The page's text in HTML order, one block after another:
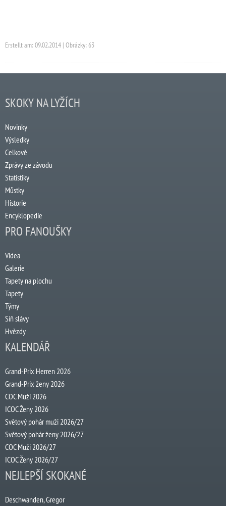
Erstellt am: 09.02.2014 | Obrázky: 63
SKOKY NA LYŽÍCH
Novinky
Výsledky
Celkově
Zprávy ze závodu
Statistiky
Můstky
Historie
Encyklopedie
PRO FANOUŠKY
Videa
Galerie
Tapety na plochu
Tapety
Týmy
Síň slávy
Hvězdy
KALENDÁŘ
Grand-Prix Herren 2026
Grand-Prix ženy 2026
COC Muži 2026
ICOC Ženy 2026
Světový pohár muži 2026/27
Světový pohár ženy 2026/27
COC Muži 2026/27
ICOC Ženy 2026/27
NEJLEPŠÍ SKOKANÉ
Deschwanden, Gregor